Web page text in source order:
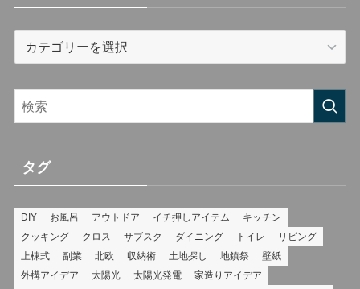
CATEGORY
タグ
DIY お風呂 アウトドア イチ押しアイテム
キッチン
クッキング
クロス サブスク ダイニング トイレ
リビング
上棟式
副業 北欧 収納術 土地探し 地鎮祭
壁紙
外構アイデア
太陽光 太陽光発電
家造りアイデア